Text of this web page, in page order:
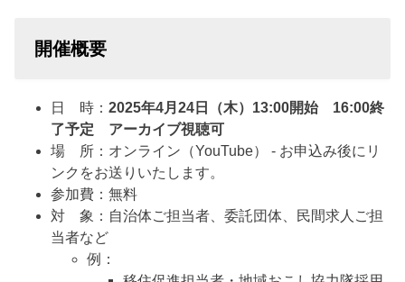
開催概要
日 時： 2025年4月24日（木）13:00開始 16:00終
了予定 アーカイブ視聴可
場 所：オンライン（YouTube） - お申込み後にリ
ンクをお送りいたします。
参加費：無料
対 象：自治体ご担当者、委託団体、民間求人ご担
当者など
例：